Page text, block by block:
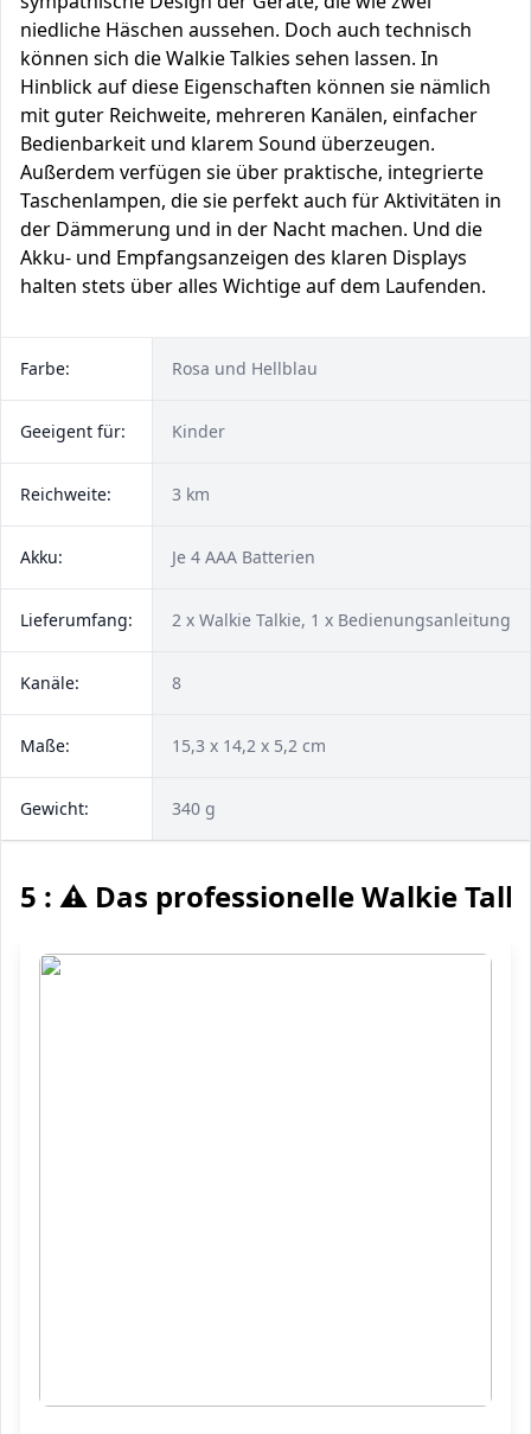
niedliche Häschen aussehen. Doch auch technisch
können sich die Walkie Talkies sehen lassen. In
Hinblick auf diese Eigenschaften können sie nämlich
mit guter Reichweite, mehreren Kanälen, einfacher
Bedienbarkeit und klarem Sound überzeugen.
Außerdem verfügen sie über praktische, integrierte
Taschenlampen, die sie perfekt auch für Aktivitäten in
der Dämmerung und in der Nacht machen. Und die
Akku- und Empfangsanzeigen des klaren Displays
halten stets über alles Wichtige auf dem Laufenden.
Farbe: Rosa und Hellblau
Geeigent für: Kinder
Reichweite: 3 km
Akku: Je 4 AAA Batterien
Lieferumfang: 2 x Walkie Talkie, 1 x Bedienungsanleitung
Kanäle: 8
Maße: 15,3 x 14,2 x 5,2 cm
Gewicht: 340 g
5 : ⚠️ Das professionelle Walkie